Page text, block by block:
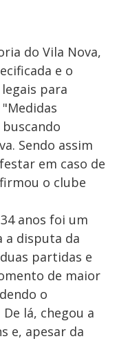
do Vila Nova,
e o
para
Sendo assim
em caso de
o clube
anos foi um
a disputa da
partidas e
de maior
o
lá, chegou a
e, apesar da